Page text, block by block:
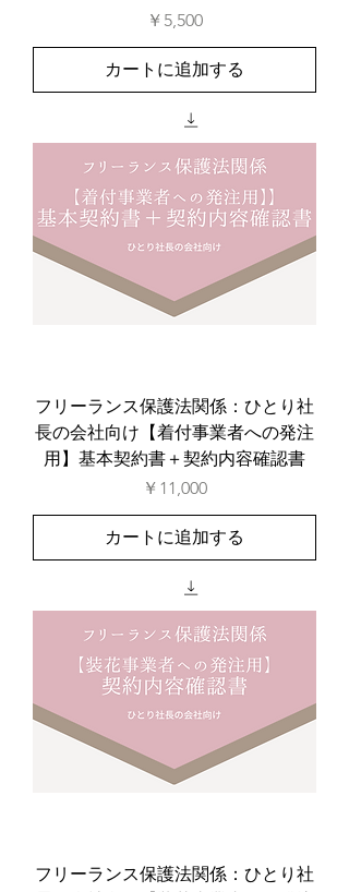
価格
￥5,500
カートに追加する
フリーランス保護法関係：ひとり社
長の会社向け【着付事業者への発注
用】基本契約書＋契約内容確認書
価格
￥11,000
カートに追加する
フリーランス保護法関係：ひとり社